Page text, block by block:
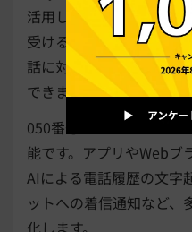
活用した電話自動応答サ
受ける電話を振り分け、
話に対応し、担当者が「
できます。
050番号だけでなく、03
能です。アプリやWebブ
AIによる電話履歴の文字
ットへの着信通知など、
化します。